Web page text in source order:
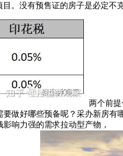
。没有预售证的房子是必定
两个前
做好哪些预备呢？采办新房
响力强的需求拉动型产物，